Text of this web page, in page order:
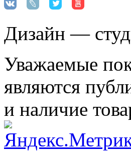
Дизайн —
Уважаемые
являются
и наличие